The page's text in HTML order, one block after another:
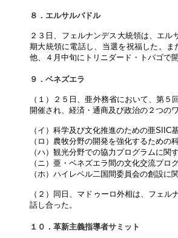
８．エルサルバドル
２３日、フェルナンデス大統領は、エ
期大統領に電話し、当選を祝福した。
他、４月中旬にトリニダード・トバゴで
９．ベネズエラ
（１）２５日、亜外務省において、第
開催され、経済・通商及び政治の２つの
（イ）科学及び文化推進のための亜
（ロ）農牧分野の開発を強化するため
（ハ）観光分野での協力プログラムに関
（ニ）亜・ベネズエラ間の文化交流プロ
（ホ）ハイレベル二国間委員会の創設に
（２）同日、マドゥーロ外相は、フェ
話し合った。
１０．革新主義指導者サミット